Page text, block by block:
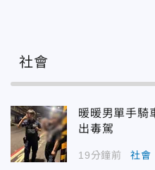
社會
暖暖男單手
出毒駕
19分鐘前 社會